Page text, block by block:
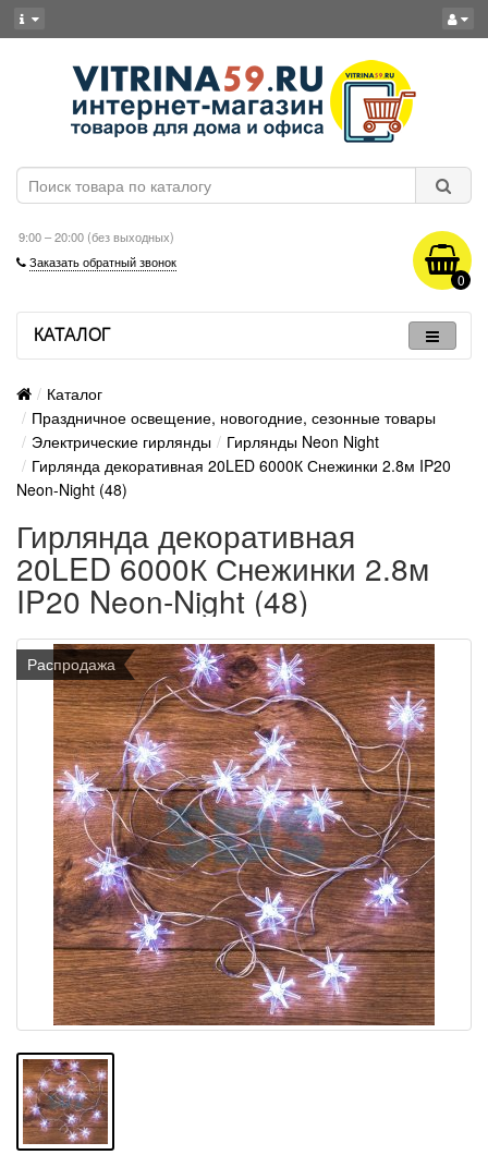
9:00 – 20:00 (без выходных)
Заказать обратный звонок
0
КАТАЛОГ
Каталог
Праздничное освещение, новогодние, сезонные товары
Электрические гирлянды
Гирлянды Neon Night
Гирлянда декоративная 20LED 6000К Снежинки 2.8м IP20
Neon-Night (48)
Гирлянда декоративная
20LED 6000К Снежинки 2.8м
IP20 Neon-Night (48)
Распродажа